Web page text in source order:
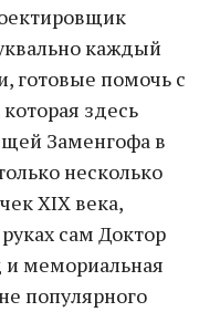
каждый
готовые помочь с
здесь
Заменгофа в
несколько
XIX века,
сам Доктор
и мемориальная
популярного